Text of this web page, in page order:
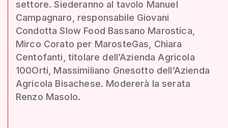
settore. Siederanno al tavolo Manuel
Campagnaro, responsabile Giovani
Condotta Slow Food Bassano Marostica,
Mirco Corato per MarosteGas, Chiara
Centofanti, titolare dell’Azienda Agricola
100Orti, Massimiliano Gnesotto dell’Azienda
Agricola Bisachese. Modererà la serata
Renzo Masolo.